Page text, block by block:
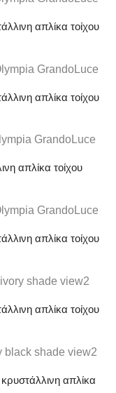
απλίκα τοίχου
απλίκα τοίχου
απλίκα τοίχου
απλίκα τοίχου
απλίκα τοίχου
απλίκα